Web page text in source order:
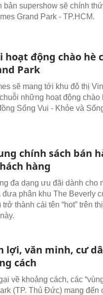
bản supershow sẽ chính
Grand Park - TP.HCM.
hoạt động chào hè
Park
sẽ mang tới khu đô thị
những hoạt động chào
Sống Vui - Khỏe và
chính sách bán
hàng
đa dạng ưu đãi dành cho
đưa phân khu The Beverly
thành cái tên “hot” trên
lợi, văn minh, cư
cách
về khoảng cách, các
(TP. Thủ Đức) mang